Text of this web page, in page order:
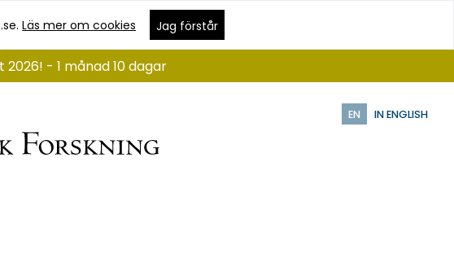
Läs mer om cookies Jag förstår
EN IN ENGLISH
- 1 månad 10 dagar